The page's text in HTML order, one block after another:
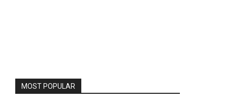
MOST POPULAR